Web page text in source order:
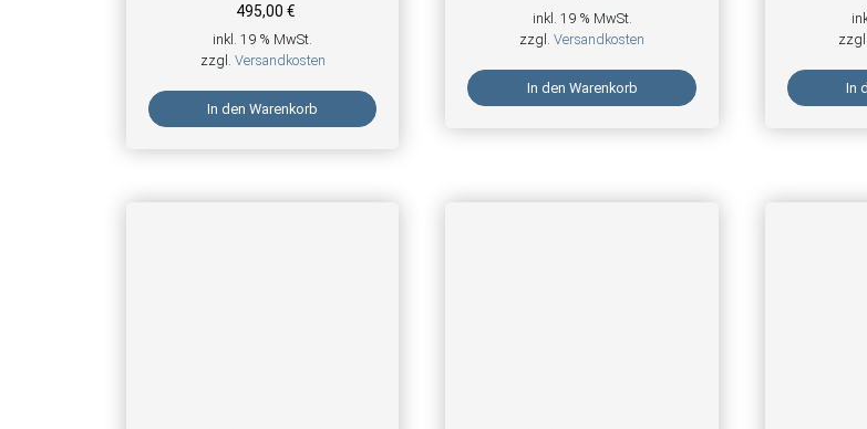
495,00 €
inkl. 19 % MwSt.
zzgl. Versandkosten
In den Warenkorb
inkl. 19 % MwSt.
zzgl. Versandkosten
In den Warenkorb In